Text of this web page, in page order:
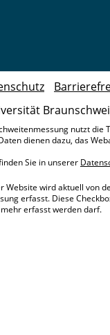
nutzt die
dienen dazu, das
Sie in unserer
Website wird aktuell von
erfasst. Diese
erfasst werden darf.